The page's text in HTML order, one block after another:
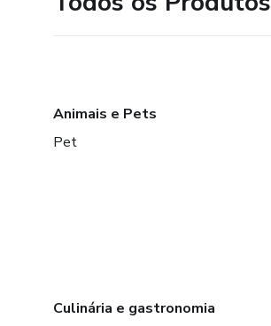
Animais e Pets
Pet
Culinária e gastronomia